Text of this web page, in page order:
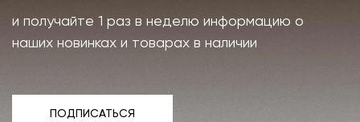
Дизайнерские стеллажи для гостиной из
стекла выдерживают значительные нагрузки, не
и получайте 1 раз в неделю информацию о
наших новинках и товарах в наличии
ПОДПИСАТЬСЯ